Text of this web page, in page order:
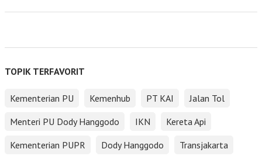
TOPIK TERFAVORIT
Kementerian PU Kemenhub PT KAI
Jalan Tol
Menteri PU Dody Hanggodo
IKN
Kereta Api
Kementerian PUPR
Dody Hanggodo
Transjakarta